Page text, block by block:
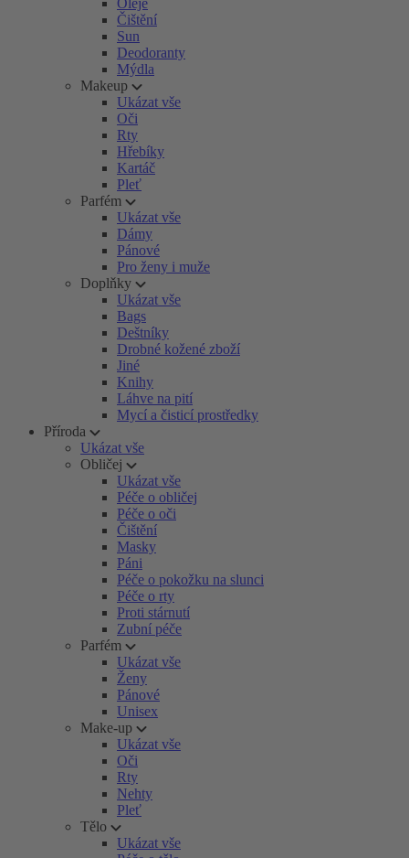
Oleje
Čištění
Sun
Deodoranty
Mýdla
Makeup
Ukázat vše
Oči
Rty
Hřebíky
Kartáč
Pleť
Parfém
Ukázat vše
Dámy
Pánové
Pro ženy i muže
Doplňky
Ukázat vše
Bags
Deštníky
Drobné kožené zboží
Jiné
Knihy
Láhve na pití
Mycí a čisticí prostředky
Příroda
Ukázat vše
Obličej
Ukázat vše
Péče o obličej
Péče o oči
Čištění
Masky
Páni
Péče o pokožku na slunci
Péče o rty
Proti stárnutí
Zubní péče
Parfém
Ukázat vše
Ženy
Pánové
Unisex
Make-up
Ukázat vše
Oči
Rty
Nehty
Pleť
Tělo
Ukázat vše